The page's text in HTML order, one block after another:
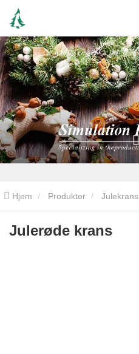
Hjem Produkter Julekrans
krans
Julerøde krans